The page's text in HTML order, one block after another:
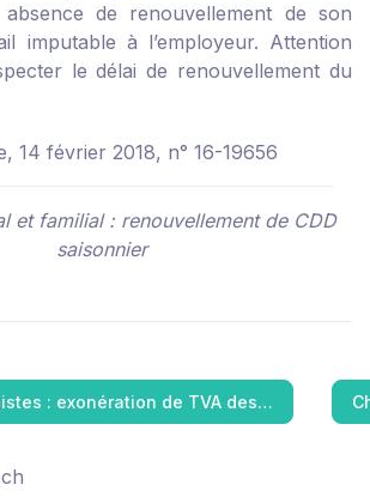
absence de renouvellement de son
imputable à l’employeur. Attention
le délai de renouvellement du
14 février 2018, n° 16-19656
et familial : renouvellement de CDD
saisonnier
: exonération de TVA des…